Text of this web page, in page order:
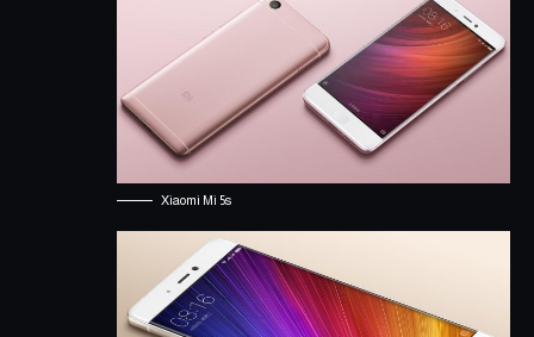
Xiaomi Mi 5s